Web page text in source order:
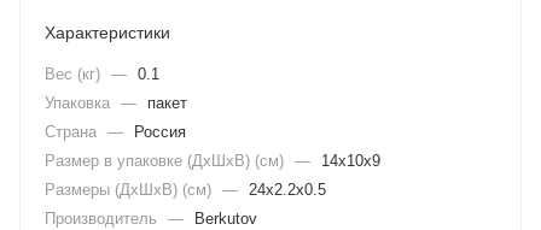
Характеристики
Вес (кг) — 0.1
Упаковка —
пакет
Страна —
Россия
Размер в упаковке (ДхШxВ) (см) —
14х10х9
Размеры (ДxШxВ) (см) —
24х2.2х0.5
Производитель
— Berkutov